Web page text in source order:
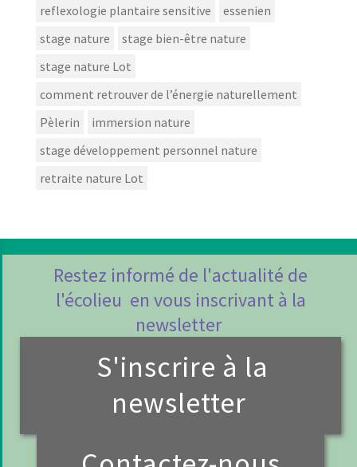
reflexologie plantaire sensitive
essenien
stage nature
stage bien-être nature
stage nature Lot
comment retrouver de l’énergie naturellement
Pèlerin
immersion nature
stage développement personnel nature
retraite nature Lot
Restez informé de l'actualité de
l'écolieu en vous inscrivant à la
newsletter
S'inscrire à la
newsletter